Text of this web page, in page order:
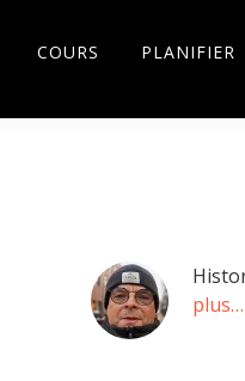
COURS PLANIFIER
Barre
latérale
plus…